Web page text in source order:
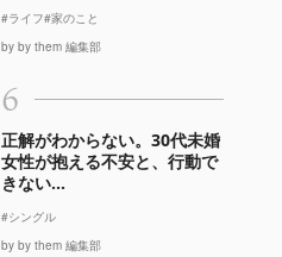
#ライフ#家のこと
by by them 編集部
6
正解がわからない。30代未婚
女性が抱える不安と、行動で
きない...
#シングル
by by them 編集部